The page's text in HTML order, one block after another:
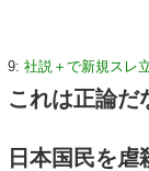
9: 社説＋で新規スレ
これは正論だ
日本国民を虐